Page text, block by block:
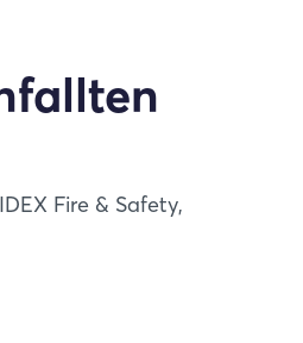
Fire & Safety,